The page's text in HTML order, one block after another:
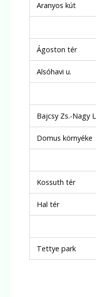
Aranyos kút
Ágoston tér
Alsóhavi u.
Bajcsy Zs.-Nagy
Domus környéke
Kossuth tér
Hal tér
Tettye park